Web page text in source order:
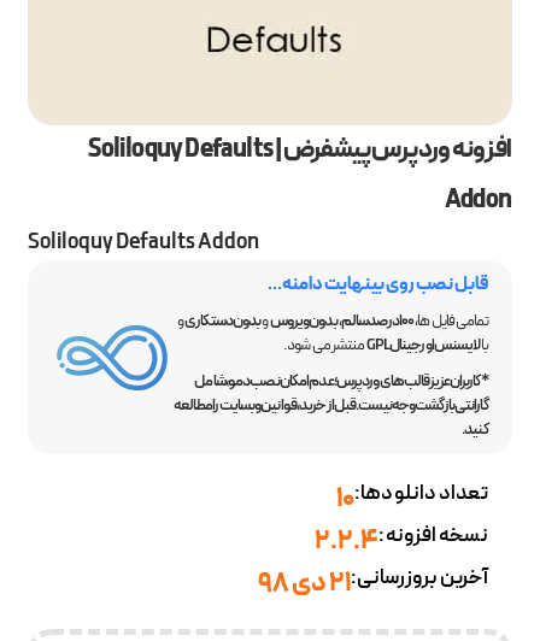
افزونه وردپرس پیشفرض | Soliloquy Defaults
Addon
Soliloquy Defaults Addon
قابل نصب روی بینهایت دامنه...
تمامی فایل ها،100 درصد سالم ،بدون ویروسوبدون دستکاریو
بالایسنس اورجینال GPL
منتشر می شود.
*کاربران عزیز قالب‌های وردپرس؛ عدم امکان نصب دمو، شامل
گارانتی بازگشت وجه نیست. قبل از خرید، قوانین وبسایت را مطالعه
کنید.
تعداد دانلودها:10
نسخه افزونه:2.2.4
آخرین بروزرسانی:۲۱ دی ۹۸